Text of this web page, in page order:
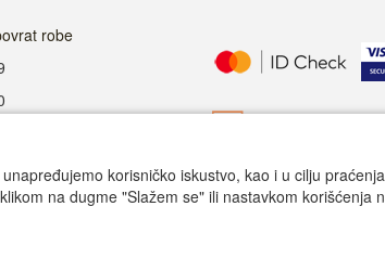
robe
korisničko iskustvo, kao i u cilju
na dugme "Slažem se" ili nastavkom korišćenja